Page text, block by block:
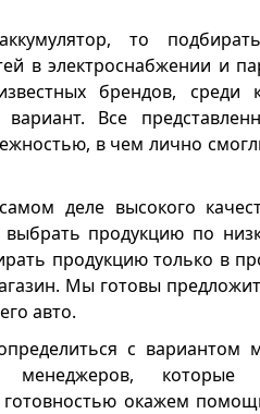
то
в электроснабжении и
брендов, среди
Все
в чем лично
деле высокого
продукцию по
продукцию только в
Мы готовы
авто.
с вариантом
менеджеров, которые
окажем